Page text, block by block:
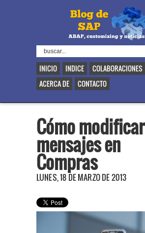
INICIO INDICE
COLABORACIONES
ACERCA DE
CONTACTO
Cómo modificar
mensajes en
Compras
LUNES, 18 DE MARZO DE 2013